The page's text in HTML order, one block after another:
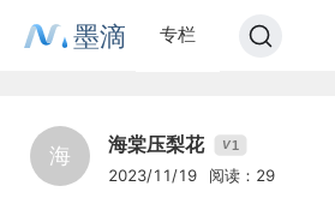
墨滴 专栏
海 海棠压梨花 V1
2023/11/19 阅读：29